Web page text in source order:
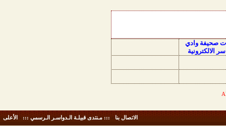
صحيفة وادي
الالكترونية
الاتصال بنا - ::: مـنتدى قبيلـة الـدواسـر الـرسمي ::: - الأعلى